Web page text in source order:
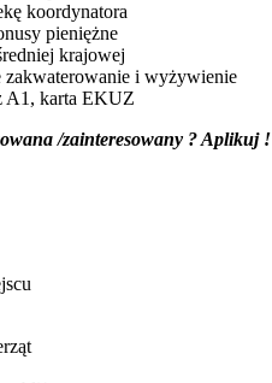
koordynatora
pieniężne
krajowej
zakwaterowanie i wyżywienie
A1, karta EKUZ
/zainteresowany ? Aplikuj !